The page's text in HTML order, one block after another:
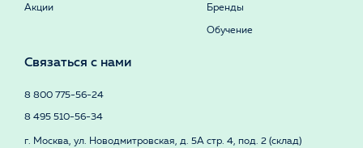
Акции Бренды
Обучение
Связаться с нами
8 800 775-56-24
8 495 510-56-34
г. Москва, ул. Новодмитровская, д. 5А стр. 4, под. 2 (склад)